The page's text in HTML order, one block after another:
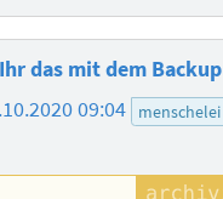
das mit dem Backup
09:04 menschelei